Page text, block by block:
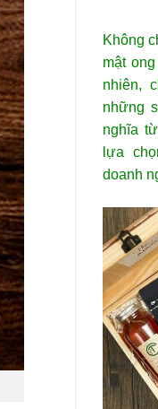
Không
mật
nhiên,
những
nghĩa
lựa
doanh